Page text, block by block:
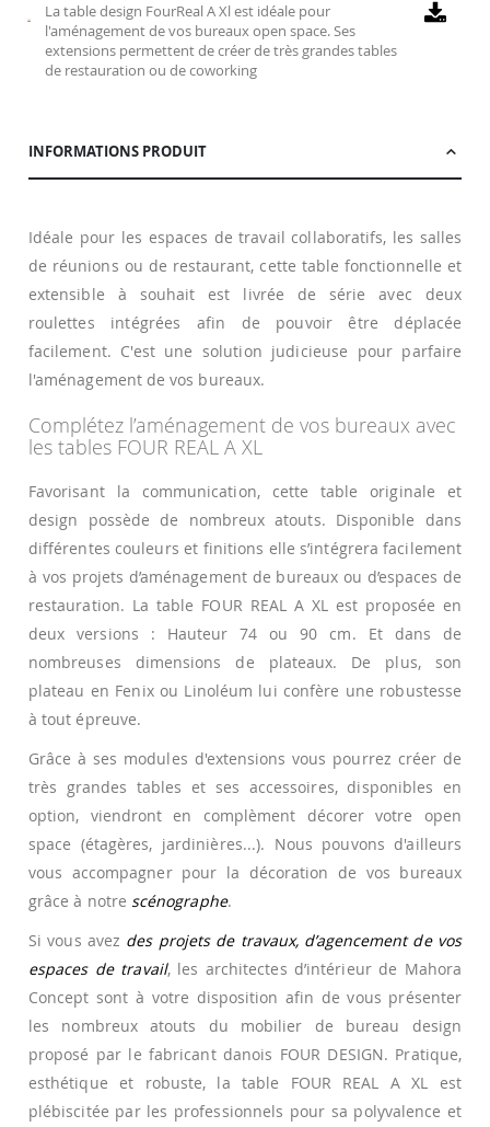
La table design FourReal A Xl est idéale pour
l'aménagement de vos bureaux open space. Ses
extensions permettent de créer de très grandes tables
de restauration ou de coworking
INFORMATIONS PRODUIT
Idéale pour les espaces de travail collaboratifs, les salles
de réunions ou de restaurant, cette table fonctionnelle et
extensible à souhait est livrée de série avec deux
roulettes intégrées afin de pouvoir être déplacée
facilement. C'est une solution judicieuse pour parfaire
l'aménagement de vos bureaux.
Complétez l’aménagement de vos bureaux avec
les tables FOUR REAL A XL
Favorisant la communication, cette table originale et
design possède de nombreux atouts. Disponible dans
différentes couleurs et finitions elle s’intégrera facilement
à vos projets d’aménagement de bureaux ou d’espaces de
restauration. La table FOUR REAL A XL est proposée en
deux versions : Hauteur 74 ou 90 cm. Et dans de
nombreuses dimensions de plateaux. De plus, son
plateau en Fenix ou Linoléum lui confère une robustesse
à tout épreuve.
Grâce à ses modules d'extensions vous pourrez créer de
très grandes tables et ses accessoires, disponibles en
option, viendront en complèment décorer votre open
space (étagères, jardinières...). Nous pouvons d'ailleurs
vous accompagner pour la décoration de vos bureaux
grâce à notre scénographe.
Si vous avez des projets de travaux, d’agencement de vos
espaces de travail, les architectes d’intérieur de Mahora
Concept sont à votre disposition afin de vous présenter
les nombreux atouts du mobilier de bureau design
proposé par le fabricant danois FOUR DESIGN. Pratique,
esthétique et robuste, la table FOUR REAL A XL est
plébiscitée par les professionnels pour sa polyvalence et